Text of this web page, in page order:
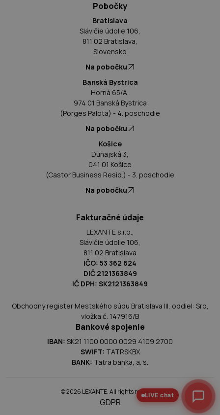
Pobočky
Bratislava
Slávičie údolie 106,
811 02 Bratislava,
Slovensko
Na pobočku
Banská Bystrica
Horná 65/A,
974 01 Banská Bystrica
(Porges Palota) - 4. poschodie
Na pobočku
Košice
Dunajská 3,
041 01 Košice
(Castor Business Resid.) - 3. poschodie
Na pobočku
Fakturačné údaje
LEXANTE s.r.o.,
Slávičie údolie 106,
811 02 Bratislava
IČO: 53 362 624
DIČ 2121363849
IČ DPH: SK2121363849
Obchodný register Mestského súdu Bratislava III, oddiel: Sro,
vložka č. 147916/B
Bankové spojenie
IBAN: SK21 1100 0000 0029 4109 2700
SWIFT: TATRSKBX
BANK: Tatra banka, a. s.
© 2026 LEXANTE. All rights reserved.
GDPR
LIVE chat